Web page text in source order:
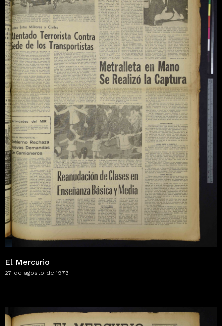
El Mercurio
27 de agosto de 1973